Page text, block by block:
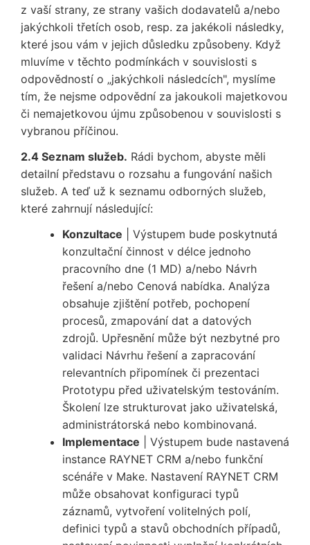
z vaší strany, ze strany vašich dodavatelů a/nebo
jakýchkoli třetích osob, resp. za jakékoli následky,
které jsou vám v jejich důsledku způsobeny. Když
mluvíme v těchto podmínkách v souvislosti s
odpovědností o „jakýchkoli následcích", myslíme
tím, že nejsme odpovědní za jakoukoli majetkovou
či nemajetkovou újmu způsobenou v souvislosti s
vybranou příčinou.
2.4 Seznam služeb. Rádi bychom, abyste měli
detailní představu o rozsahu a fungování našich
služeb. A teď už k seznamu odborných služeb,
které zahrnují následující:
Konzultace | Výstupem bude poskytnutá
konzultační činnost v délce jednoho
pracovního dne (1 MD) a/nebo Návrh
řešení a/nebo Cenová nabídka. Analýza
obsahuje zjištění potřeb, pochopení
procesů, zmapování dat a datových
zdrojů. Upřesnění může být nezbytné pro
validaci Návrhu řešení a zapracování
relevantních připomínek či prezentaci
Prototypu před uživatelským testováním.
Školení lze strukturovat jako uživatelská,
administrátorská nebo kombinovaná.
Implementace | Výstupem bude nastavená
instance RAYNET CRM a/nebo funkční
scénáře v Make. Nastavení RAYNET CRM
může obsahovat konfiguraci typů
záznamů, vytvoření volitelných polí,
definici typů a stavů obchodních případů,